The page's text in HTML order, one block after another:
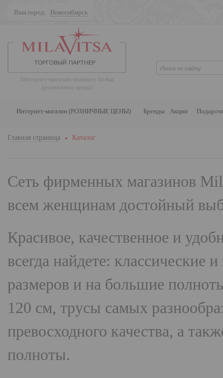
Ваш город: Новосибирск
Интернет-магазин нижнего белья
(розничные цены)
Интернет-магазин (РОЗНИЧНЫЕ ЦЕНЫ) Бренды Акции
Главная страница Каталог
Сеть фирменных магазинов
всем женщинам достойный
Красивое, качественное и
всегда найдете:
размеров и на большие
120 см, трусы самых
превосходного качества, а
полноты.